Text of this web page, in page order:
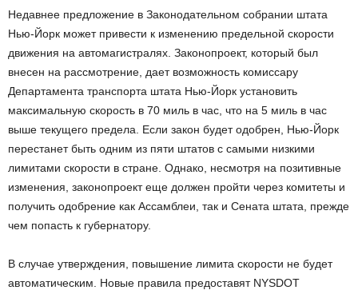
Недавнее предложение в Законодательном собрании штата
Нью-Йорк может привести к изменению предельной скорости
движения на автомагистралях. Законопроект, который был
внесен на рассмотрение, дает возможность комиссару
Департамента транспорта штата Нью-Йорк установить
максимальную скорость в 70 миль в час, что на 5 миль в час
выше текущего предела. Если закон будет одобрен, Нью-Йорк
перестанет быть одним из пяти штатов с самыми низкими
лимитами скорости в стране. Однако, несмотря на позитивные
изменения, законопроект еще должен пройти через комитеты и
получить одобрение как Ассамблеи, так и Сената штата, прежде
чем попасть к губернатору.
В случае утверждения, повышение лимита скорости не будет
автоматическим. Новые правила предоставят NYSDOT